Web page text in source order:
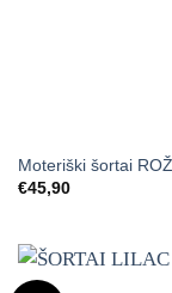
Moteriški šortai
€45,90